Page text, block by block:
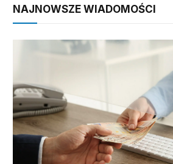
NAJNOWSZE WIADOMOŚCI